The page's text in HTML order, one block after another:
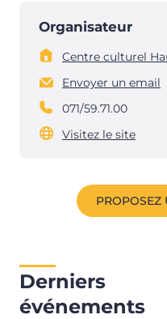
Organisateur
Centre culturel
Envoyer un email
071/59.71.00
Visitez le site
PROPOSEZ
Derniers
événements